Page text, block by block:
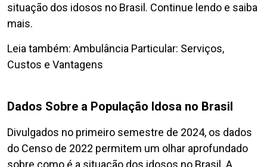
situação dos idosos no Brasil. Continue lendo e saiba
mais.
Leia também: Ambulância Particular: Serviços,
Custos e Vantagens
Dados Sobre a População Idosa no Brasil
Divulgados no primeiro semestre de 2024, os dados
do Censo de 2022 permitem um olhar aprofundado
sobre como é a situação dos idosos no Brasil. A